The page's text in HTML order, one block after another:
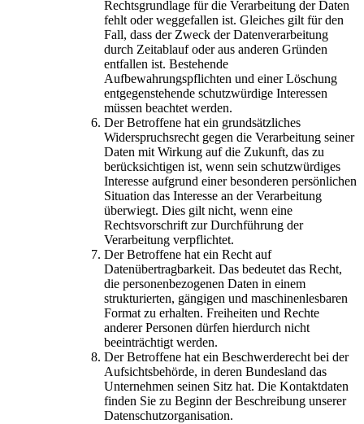
Rechtsgrundlage für die Verarbeitung der Daten
fehlt oder weggefallen ist. Gleiches gilt für den
Fall, dass der Zweck der Datenverarbeitung
durch Zeitablauf oder aus anderen Gründen
entfallen ist. Bestehende
Aufbewahrungspflichten und einer Löschung
entgegenstehende schutzwürdige Interessen
müssen beachtet werden.
Der Betroffene hat ein grundsätzliches
Widerspruchsrecht gegen die Verarbeitung seiner
Daten mit Wirkung auf die Zukunft, das zu
berücksichtigen ist, wenn sein schutzwürdiges
Interesse aufgrund einer besonderen persönlichen
Situation das Interesse an der Verarbeitung
überwiegt. Dies gilt nicht, wenn eine
Rechtsvorschrift zur Durchführung der
Verarbeitung verpflichtet.
Der Betroffene hat ein Recht auf
Datenübertragbarkeit. Das bedeutet das Recht,
die personenbezogenen Daten in einem
strukturierten, gängigen und maschinenlesbaren
Format zu erhalten. Freiheiten und Rechte
anderer Personen dürfen hierdurch nicht
beeinträchtigt werden.
Der Betroffene hat ein Beschwerderecht bei der
Aufsichtsbehörde, in deren Bundesland das
Unternehmen seinen Sitz hat. Die Kontaktdaten
finden Sie zu Beginn der Beschreibung unserer
Datenschutzorganisation.